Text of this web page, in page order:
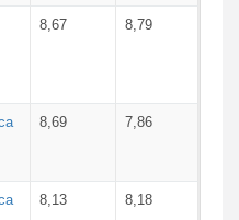
8,67 8,79
8,69 7,86
8,13 8,18